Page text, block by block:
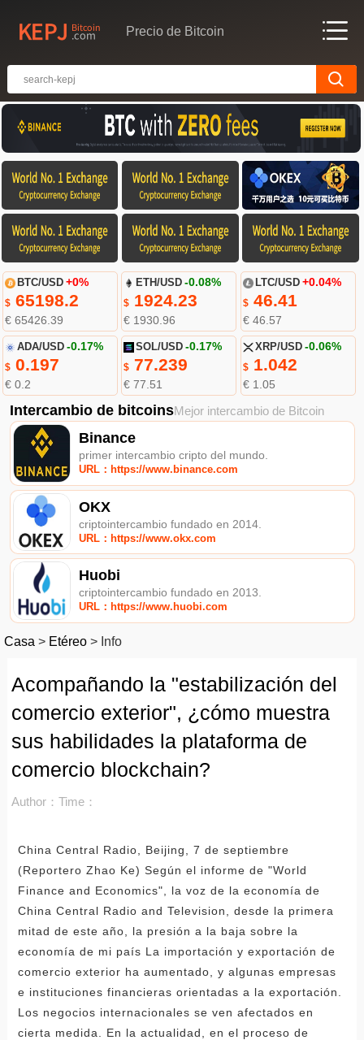
Precio de Bitcoin
BTC/USD +0%
$65198.2
€ 65426.39
ETH/USD -0.08%
$ 1924.23
€ 1930.96
LTC/USD +0.04%
$46.41
€ 46.57
ADA/USD -0.17%
$0.197
€ 0.2
SOL/USD -0.17%
$ 77.239
€ 77.51
XRP/USD -0.06%
$1.042
€ 1.05
Intercambio de bitcoinsMejor intercambio de Bitcoin
Binance
primer intercambio cripto del mundo.
URL：https://www.binance.com
OKX
criptointercambio fundado en 2014.
URL：https://www.okx.com
Huobi
criptointercambio fundado en 2013.
URL：https://www.huobi.com
Casa > Etéreo > Info
Acompañando la "estabilización del
comercio exterior", ¿cómo muestra
sus habilidades la plataforma de
comercio blockchain?
Author： Time：
China Central Radio, Beijing, 7 de septiembre
(Reportero Zhao Ke) Según el informe de "World
Finance and Economics", la voz de la economía de
China Central Radio and Television, desde la primera
mitad de este año, la presión a la baja sobre la
economía de mi país La importación y exportación de
comercio exterior ha aumentado, y algunas empresas
e instituciones financieras orientadas a la exportación.
Los negocios internacionales se ven afectados en
cierta medida. En la actualidad, en el proceso de